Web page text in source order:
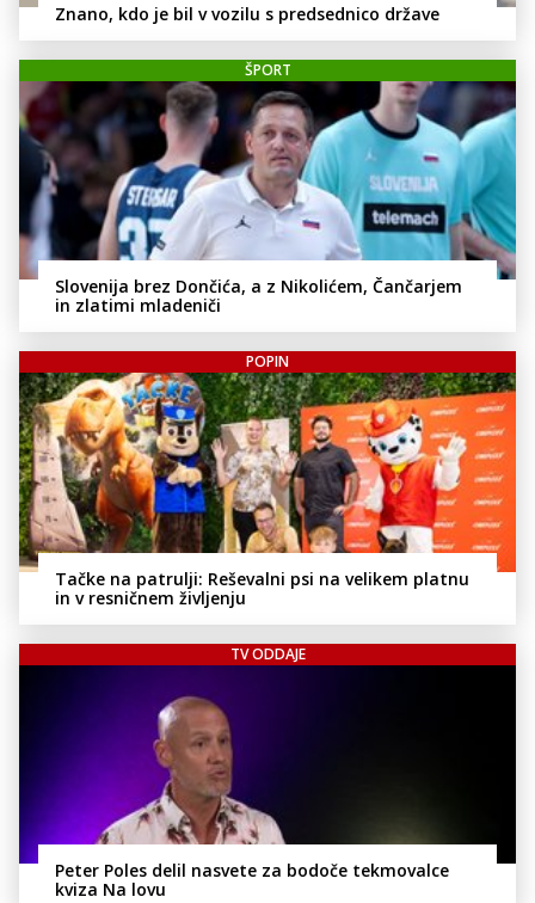
Znano, kdo je bil v vozilu s predsednico države
ŠPORT
Slovenija brez Dončića, a z Nikolićem, Čančarjem
in zlatimi mladeniči
POPIN
Tačke na patrulji: Reševalni psi na velikem platnu
in v resničnem življenju
TV ODDAJE
Peter Poles delil nasvete za bodoče tekmovalce
kviza Na lovu